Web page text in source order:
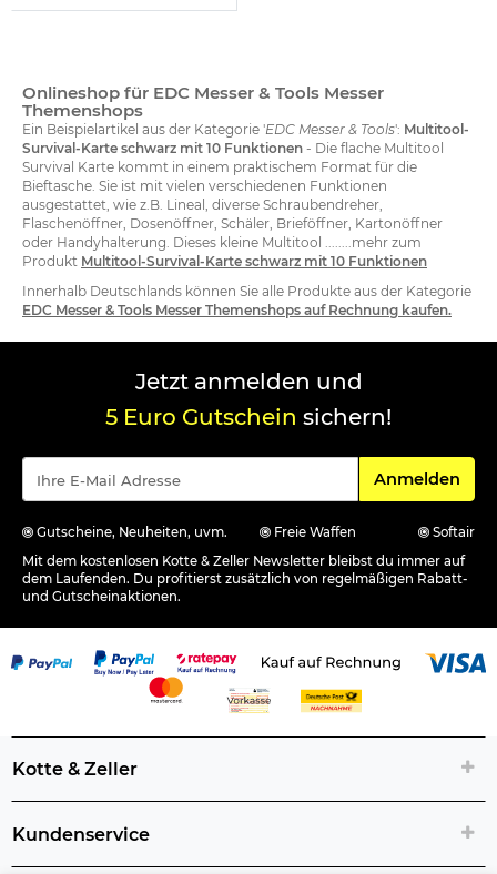
Onlineshop für EDC Messer & Tools Messer
Themenshops
Ein Beispielartikel aus der Kategorie 'EDC Messer & Tools': Multitool-
Survival-Karte schwarz mit 10 Funktionen - Die flache Multitool
Survival Karte kommt in einem praktischem Format für die
Bieftasche. Sie ist mit vielen verschiedenen Funktionen
ausgestattet, wie z.B. Lineal, diverse Schraubendreher,
Flaschenöffner, Dosenöffner, Schäler, Brieföffner, Kartonöffner
oder Handyhalterung. Dieses kleine Multitool ........mehr zum
Produkt Multitool-Survival-Karte schwarz mit 10 Funktionen
Innerhalb Deutschlands können Sie alle Produkte aus der Kategorie
EDC Messer & Tools Messer Themenshops auf Rechnung kaufen.
Jetzt anmelden und
5 Euro Gutschein sichern!
Für den
Anmelden
Gutscheine, Neuheiten, uvm. Freie Waffen
Softair
Mit dem kostenlosen Kotte & Zeller Newsletter bleibst du immer auf
dem Laufenden. Du profitierst zusätzlich von regelmäßigen Rabatt-
und Gutscheinaktionen.
Kotte & Zeller
Kundenservice